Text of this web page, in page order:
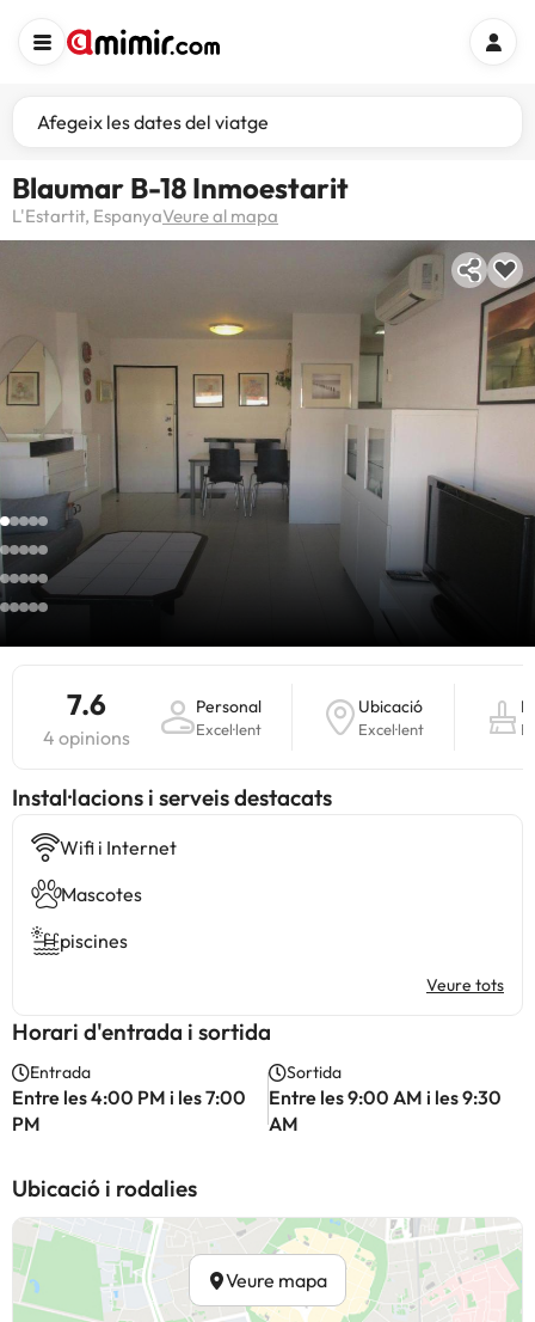
Afegeix les dates del viatge
Blaumar B-18 Inmoestarit
L'Estartit, EspanyaVeure al mapa
7.6
4 opinions
Personal
Excel·lent
Ubicació
Excel·lent
Instal·lacions i serveis destacats
Wifi i Internet
Mascotes
piscines
Veure tots
Horari d'entrada i sortida
Entrada
Entre les 4:00 PM i les 7:00
PM
Sortida
Entre les 9:00 AM i les 9:30
AM
Ubicació i rodalies
Veure mapa